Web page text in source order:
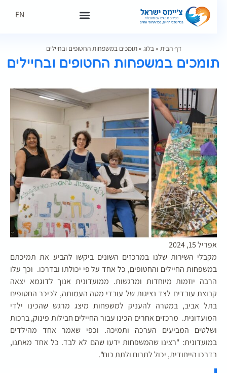
דף הבית»בלוג»תומכים במשפחות החטופים ובחיילים
במשפחות החטופים ובחיילים
אפריל 15, 2024
מקבלי השירות שלנו במרכזים השונים ביקשו להביע את תמיכתם
במשפחות החיילים והחטופים, כל אחד על פי יכולתו ובדרכו. וכך עלו
הרבה יוזמות מיוחדות ומרגשות. ממועדונית אנוך לדוגמא יצאה
קבוצת עובדים לצד נציגות של עובדי מטה העמותה, לכיכר החטופים
בתל אביב, במטרה להעניק למשפחות מיצג מרגש שהכינו ילדי
המועדונית. מרכזים אחרים הכינו עבור החיילים חבילות פינוק, ברכות
ושלטים המביעים הערכה ותמיכה. וכפי שאמר אחד מהילדים
במועדונית: "רצינו שהמשפחות ידעו שהם לא לבד. כל אחד מאתנו,
בדרכו הייחודית, יכול לתרום ולתת כוח".